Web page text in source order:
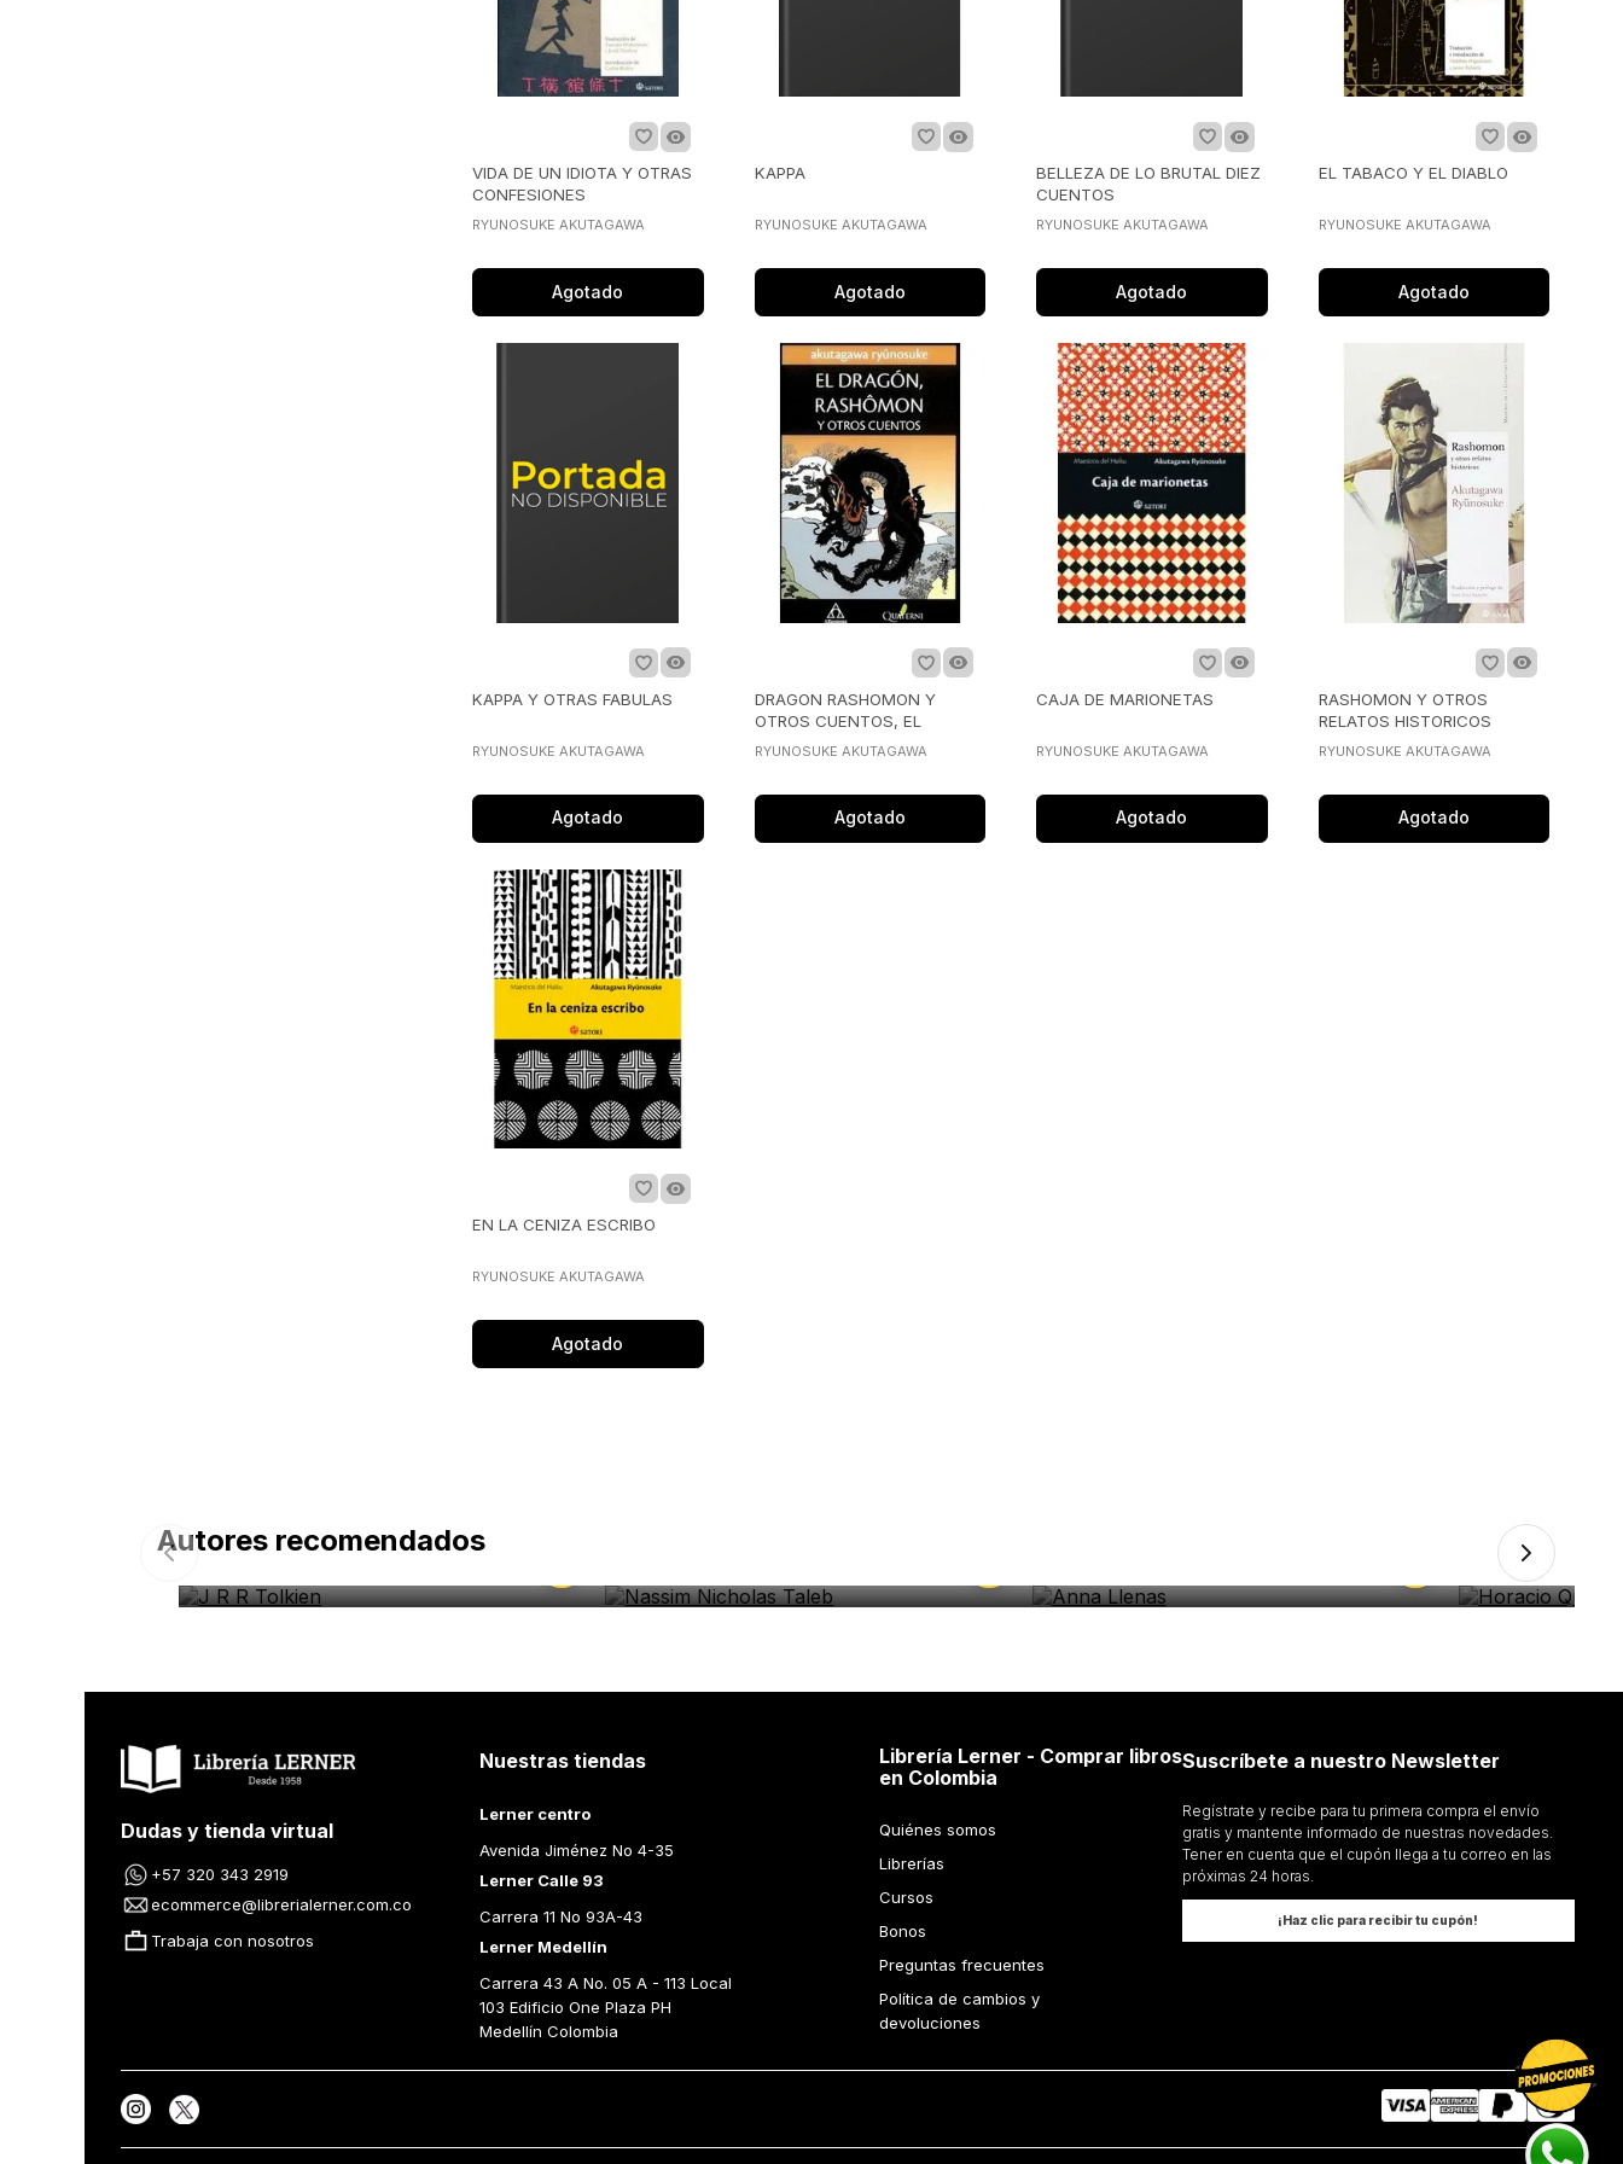
VIDA DE UN IDIOTA Y OTRAS
CONFESIONES
RYUNOSUKE AKUTAGAWA
Agotado
KAPPA
RYUNOSUKE AKUTAGAWA
Agotado
BELLEZA DE LO BRUTAL DIEZ
CUENTOS
RYUNOSUKE AKUTAGAWA
Agotado
EL TABACO Y EL DIABLO
RYUNOSUKE AKUTAGAWA
Agotado
KAPPA Y OTRAS FABULAS
RYUNOSUKE AKUTAGAWA
Agotado
DRAGON RASHOMON Y
OTROS CUENTOS, EL
RYUNOSUKE AKUTAGAWA
Agotado
CAJA DE MARIONETAS
RYUNOSUKE AKUTAGAWA
Agotado
RASHOMON Y OTROS
RELATOS HISTORICOS
RYUNOSUKE AKUTAGAWA
Agotado
EN LA CENIZA ESCRIBO
RYUNOSUKE AKUTAGAWA
Agotado
Autores recomendados
Horacio
Dudas y tienda virtual
+57 320 343 2919
ecommerce@librerialerner.com.co
Trabaja con nosotros
Nuestras tiendas
Lerner centro
Avenida Jiménez No 4-35
Lerner Calle 93
Carrera 11 No 93A-43
Lerner Medellín
Carrera 43 A No. 05 A - 113 Local
103 Edificio One Plaza PH
Medellín Colombia
Librería Lerner - Comprar libros
en Colombia
Quiénes somos
Librerías
Cursos
Bonos
Preguntas frecuentes
Política de cambios y
devoluciones
Suscríbete a nuestro Newsletter
Regístrate y recibe para tu primera compra el envío
gratis y mantente informado de nuestras novedades.
Tener en cuenta que el cupón llega a tu correo en las
próximas 24 horas.
¡Haz clic para recibir tu cupón!